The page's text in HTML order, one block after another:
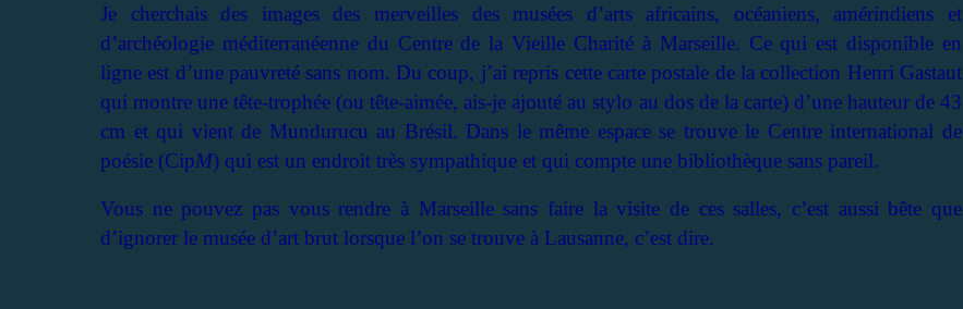
Je cherchais des images des merveilles des musées d’arts africains, océaniens, amérindiens et
d’archéologie méditerranéenne du Centre de la Vieille Charité à Marseille. Ce qui est disponible en
ligne est d’une pauvreté sans nom. Du coup, j’ai repris cette carte postale de la collection Henri Gastaut
qui montre une tête-trophée (ou tête-aimée, ais-je ajouté au stylo au dos de la carte) d’une hauteur de 43
cm et qui vient de Mundurucu au Brésil. Dans le même espace se trouve le Centre international de
poésie (CipM) qui est un endroit très sympathique et qui compte une bibliothèque sans pareil.
Vous ne pouvez pas vous rendre à Marseille sans faire la visite de ces salles, c’est aussi bête que
d’ignorer le musée d’art brut lorsque l’on se trouve à Lausanne, c’est dire.